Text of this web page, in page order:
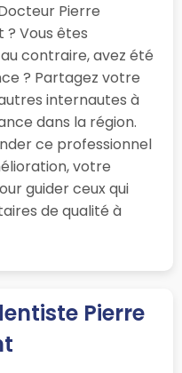
Pierre
Vous êtes
contraire, avez été
? Partagez votre
internautes à
dans la région.
ce professionnel
votre
guider ceux qui
de qualité à
Pierre